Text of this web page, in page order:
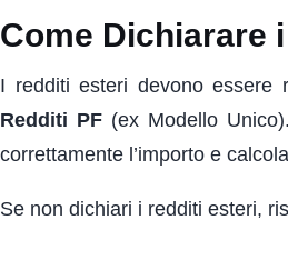
Come Dichiarare
I redditi esteri devono essere
Redditi PF (ex Modello
correttamente l’importo e
Se non dichiari i redditi esteri,